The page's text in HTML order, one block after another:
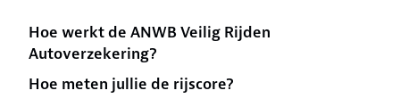
Hoe werkt de ANWB Veilig Rijden
Autoverzekering?
Hoe meten jullie de rijscore?